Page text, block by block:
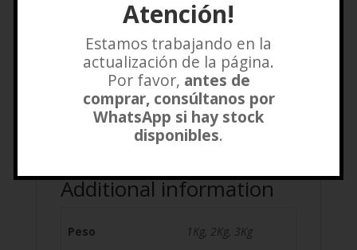
Additional information
Additional information
Peso 1Kg, 2Kg, 3Kg
Atención!
Estamos trabajando en la
actualización de la página.
Por favor, antes de
comprar, consúltanos por
WhatsApp si hay stock
disponibles.